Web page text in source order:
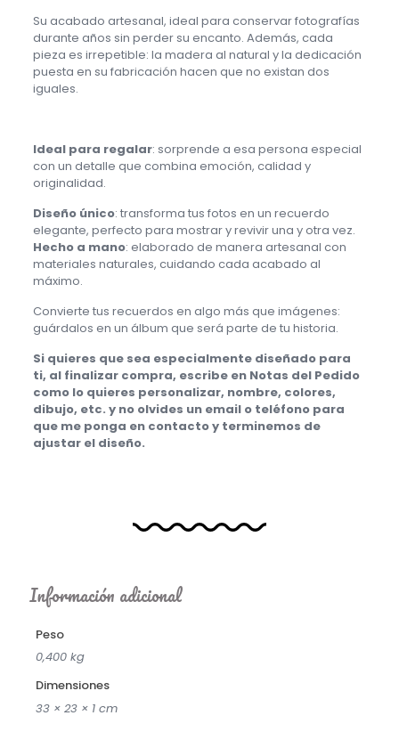
Su acabado artesanal, ideal para conservar fotografías
durante años sin perder su encanto. Además, cada
pieza es irrepetible: la madera al natural y la dedicación
puesta en su fabricación hacen que no existan dos
iguales.
Ideal para regalar: sorprende a esa persona especial
con un detalle que combina emoción, calidad y
originalidad.
Diseño único: transforma tus fotos en un recuerdo
elegante, perfecto para mostrar y revivir una y otra vez.
Hecho a mano: elaborado de manera artesanal con
materiales naturales, cuidando cada acabado al
máximo.
Convierte tus recuerdos en algo más que imágenes:
guárdalos en un álbum que será parte de tu historia.
Si quieres que sea especialmente diseñado para
ti, al finalizar compra, escribe en Notas del Pedido
como lo quieres personalizar, nombre, colores,
dibujo, etc. y no olvides un email o teléfono para
que me ponga en contacto y terminemos de
ajustar el diseño.
Información adicional
Peso
0,400 kg
Dimensiones
33 × 23 × 1 cm